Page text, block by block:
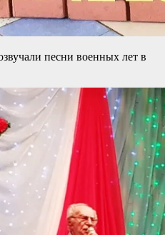
песни военных лет в